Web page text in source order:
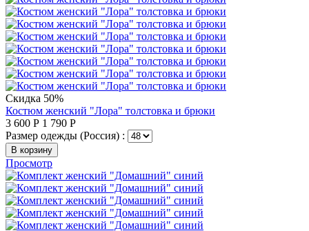
Скидка 50%
Костюм женский "Лора" толстовка и брюки
3 600 Р 1 790 Р
Размер одежды (Россия) :
В корзину
Просмотр